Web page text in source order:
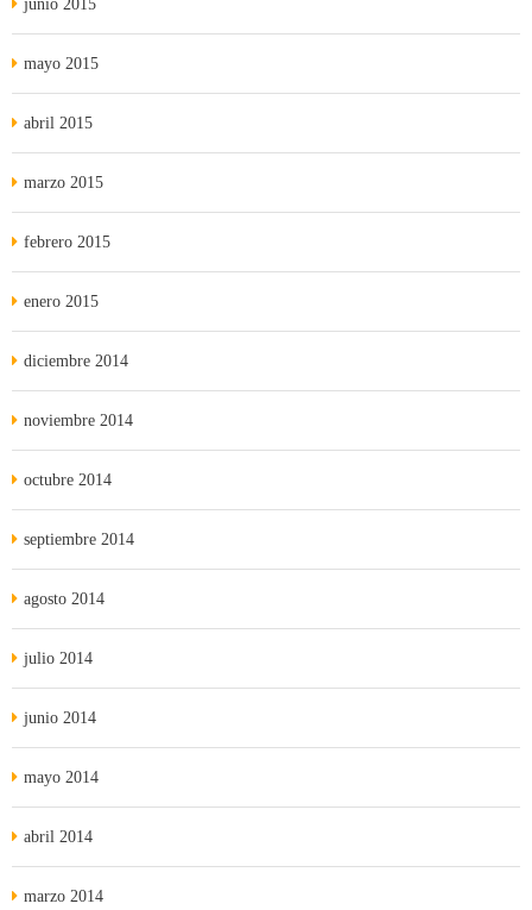
junio 2015
mayo 2015
abril 2015
marzo 2015
febrero 2015
enero 2015
diciembre 2014
noviembre 2014
octubre 2014
septiembre 2014
agosto 2014
julio 2014
junio 2014
mayo 2014
abril 2014
marzo 2014